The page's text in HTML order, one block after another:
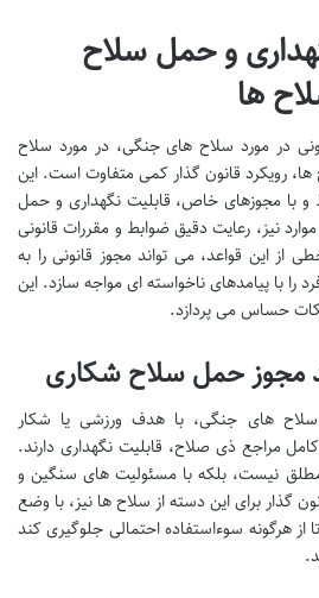
و حمل سلاح
ها
در مورد سلاح های جنگی، در مورد سلاح
رویکرد قانون گذار کمی متفاوت است. این
و با مجوزهای خاص، قابلیت نگهداری و حمل
نیز، رعایت دقیق ضوابط و مقررات قانونی
این قواعد، می تواند مجوز قانونی را به
با پیامدهای ناخواسته ای مواجه سازد. این
حساس می پردازد.
مجوز حمل سلاح شکاری
های جنگی، با هدف ورزشی یا شکار
مراجع ذی صلاح، قابلیت نگهداری دارند.
مطلق نیست، بلکه با مسئولیت های سنگین و
گذار برای این دسته از سلاح ها نیز، با وضع
هرگونه سوءاستفاده احتمالی جلوگیری کند